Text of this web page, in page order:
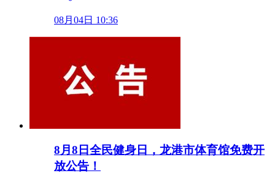
08月04日 10:36
8月8日全民健身日，龙港市体育馆免费开
放公告！